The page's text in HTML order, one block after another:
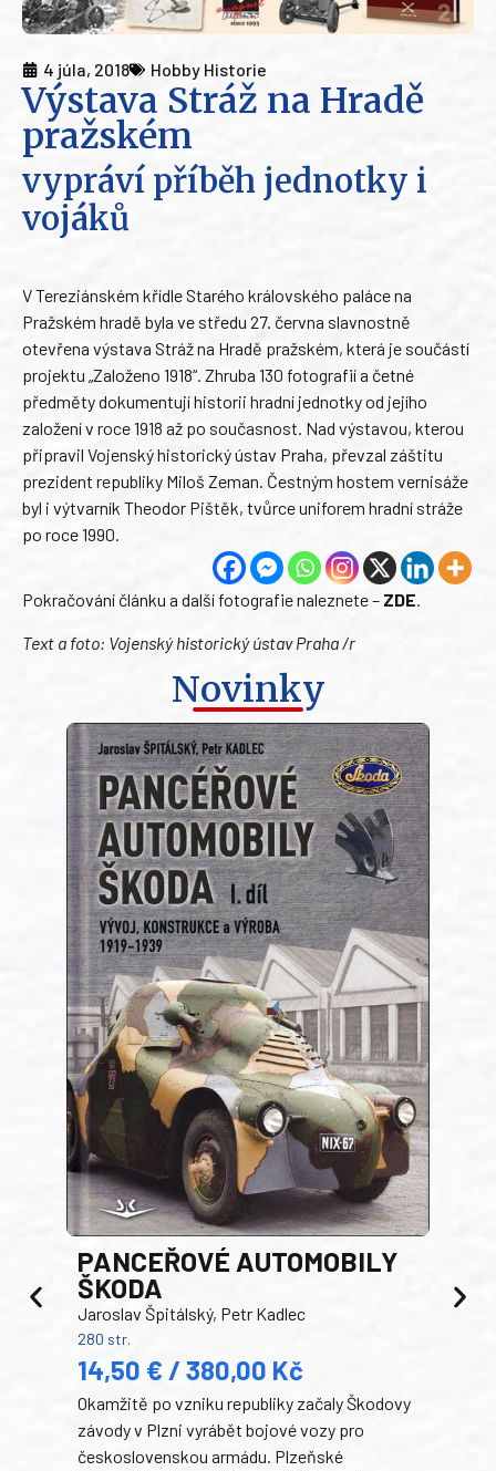
4 júla, 2018 Hobby Historie
Výstava Stráž na Hradě
pražském
vypráví příběh jednotky i
vojáků
V Tereziánském křídle Starého královského paláce na
Pražském hradě byla ve středu 27. června slavnostně
otevřena výstava Stráž na Hradě pražském, která je součástí
projektu „Založeno 1918“. Zhruba 130 fotografií a četné
předměty dokumentují historii hradní jednotky od jejího
založení v roce 1918 až po současnost. Nad výstavou, kterou
připravil Vojenský historický ústav Praha, převzal záštitu
prezident republiky Miloš Zeman. Čestným hostem vernisáže
byl i výtvarník Theodor Pištěk, tvůrce uniforem hradní stráže
po roce 1990.
Pokračování článku a další fotografie naleznete – ZDE.
Text a foto: Vojenský historický ústav Praha /r
Novinky
PANCEŘOVÉ AUTOMOBILY
ŠKODA
Jaroslav Špitálský, Petr Kadlec
280 str.
14,50 € / 380,00 Kč
Okamžitě po vzniku republiky začaly Škodovy
závody v Plzni vyrábět bojové vozy pro
československou armádu. Plzeňské